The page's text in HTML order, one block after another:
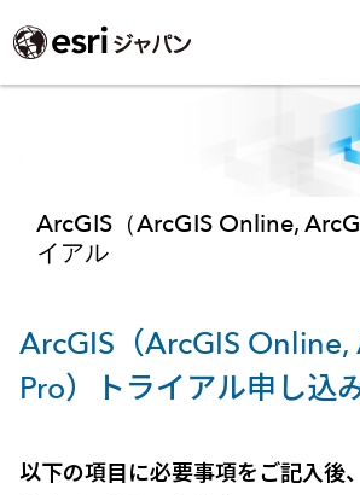
ArcGIS（ArcGIS Online,
イアル
ArcGIS（ArcGIS Online,
Pro）トライアル申し込
以下の項目に必要事項をご記入後